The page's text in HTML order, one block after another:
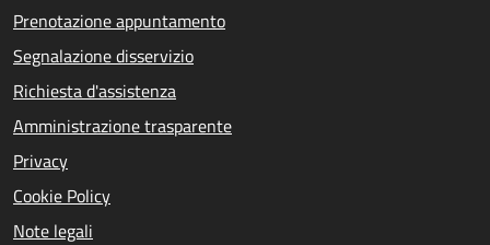
Prenotazione appuntamento
Segnalazione disservizio
Richiesta d'assistenza
Amministrazione trasparente
Privacy
Cookie Policy
Note legali